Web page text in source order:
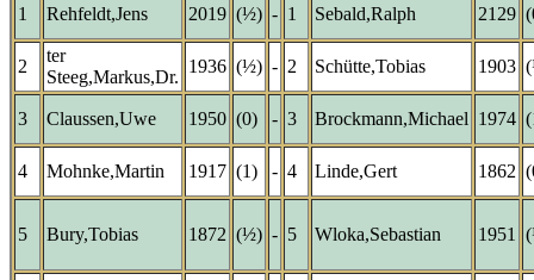
1 Rehfeldt,Jens 2019 (½) - 1 Sebald,Ralph 2129
2
ter
Steeg,Markus,Dr.
1936 (½) - 2 Schütte,Tobias 1903
3 Claussen,Uwe 1950 (0) - 3 Brockmann,Michael 1974
4 Mohnke,Martin 1917 (1) - 4 Linde,Gert 1862
5 Bury,Tobias 1872 (½) - 5 Wloka,Sebastian 1951